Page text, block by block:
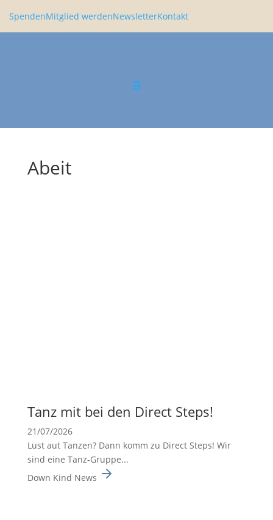
SpendenMitglied werdenNewsletterKontakt
Abeit
Tanz mit bei den Direct Steps!
21/07/2026
Lust aut Tanzen? Dann komm zu Direct Steps! Wir
sind eine Tanz-Gruppe...
Down Kind News